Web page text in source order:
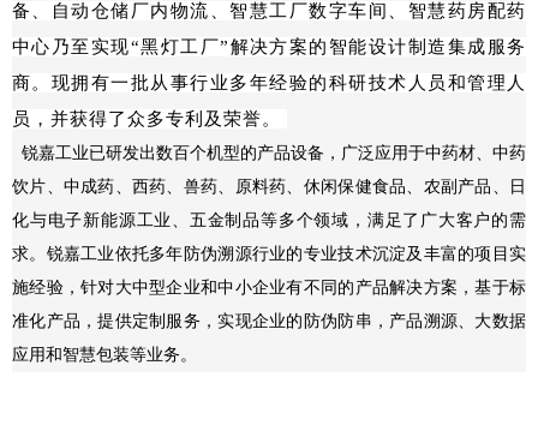
备、自动仓储厂内物流、智慧工厂数字车间、智慧药房配药
中心乃至实现“黑灯工厂”解决方案的智能设计制造集成服务
商。 现拥有一批从事行业多年经验的科研技术人员和管理人
员，并获得了众多专利及荣誉。
锐嘉工业已研发出数百个机型的产品设备，广泛应用于中药材、中药
饮片、中成药、西药、兽药、原料药、休闲保健食品、农副产品、日
化与电子新能源工业、五金制品等多个领域，满足了广大客户的需
求。锐嘉工业依托多年防伪溯源行业的专业技术沉淀及丰富的项目实
施经验，针对大中型企业和中小企业有不同的产品解决方案，基于标
准化产品，提供定制服务，实现企业的防伪防串，产品溯源、大数据
应用和智慧包装等业务。